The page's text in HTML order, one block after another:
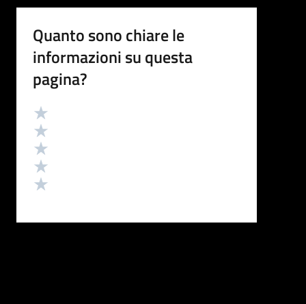
Quanto sono chiare le
informazioni su questa
pagina?
Valutazione